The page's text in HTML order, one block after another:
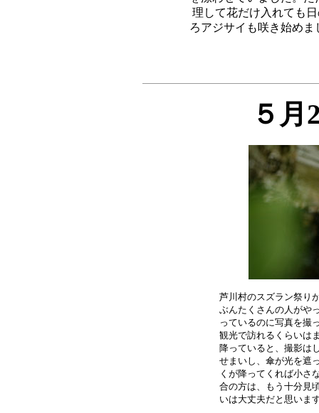
理して花だけ入れても
５月
芦川村のスズラン祭り
ぶんたくさんの人がや
っているのに写真を撮
観光で訪れるくらいは
降っていると、撮影は
せまいし、傘が光を遮
くが降ってくれば小さ
合の方は、もう十分見